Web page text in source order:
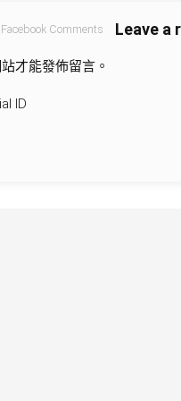
Leave a
Facebook Comments
才能發佈留言。
ID